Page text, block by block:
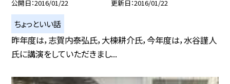
公開日 2016/01/22 更新日 2016/01/22
ちょっといい話
昨年度は，志賀内泰弘氏，大棟耕介氏，今年度は，水谷謹人
氏に講演をしていただきまし...